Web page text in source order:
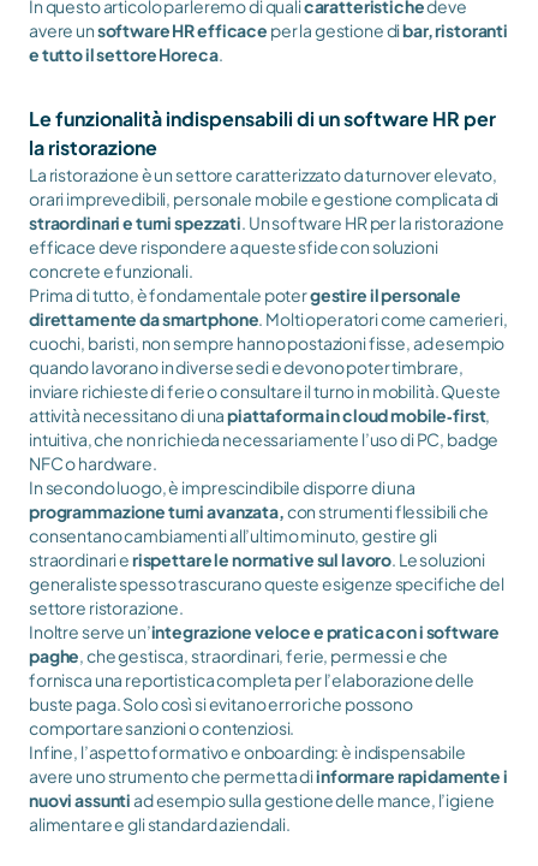
In questo articolo parleremo di quali caratteristiche deve
avere un software HR efficace per la gestione di bar, ristoranti
e tutto il settore Horeca.
Le funzionalità indispensabili di un software HR per
la ristorazione
La ristorazione è un settore caratterizzato da turnover elevato,
straordinari e turni spezzati. Un software HR per la ristorazione
efficace deve rispondere a queste sfide con soluzioni
concrete e funzionali.
Prima di tutto, è fondamentale poter gestire il personale
direttamente da smartphone. Molti operatori come camerieri,
cuochi, baristi, non sempre hanno postazioni fisse, ad esempio
quando lavorano in diverse sedi e devono poter timbrare,
inviare richieste di ferie o consultare il turno in mobilità. Queste
attività necessitano di una piattaforma in cloud mobile‑first,
intuitiva, che non richieda necessariamente l’uso di PC, badge
NFC o hardware.
programmazione turni avanzata, construmenti flessibili che
consentano cambiamenti all’ultimo minuto, gestire gli
straordinari e rispettare le normative sul lavoro. Le soluzioni
generaliste spesso trascurano queste esigenze specifiche del
settore ristorazione.
Inoltre serve un’integrazione veloce e pratica con i software
paghe, che gestisca, straordinari, ferie, permessi e che
fornisca una reportistica completa per l’elaborazione delle
buste paga. Solo così si evitano errori che possono
comportare sanzioni o contenziosi.
Infine, l’aspetto formativo e onboarding: è indispensabile
avere uno strumento che permetta di informare rapidamente i
nuovi assunti ad esempio sulla gestione delle mance, l’igiene
alimentare e gli standard aziendali.